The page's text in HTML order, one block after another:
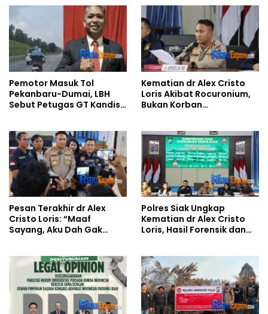
Pemotor Masuk Tol
Pekanbaru-Dumai, LBH
Sebut Petugas GT Kandis
Kematian dr Alex Cristo
Loris Akibat Rocuronium,
Bukan Korban
Pesan Terakhir dr Alex
Cristo Loris: “Maaf
Sayang, Aku Dah Gak
Polres Siak Ungkap
Kematian dr Alex Cristo
Loris, Hasil Forensik dan